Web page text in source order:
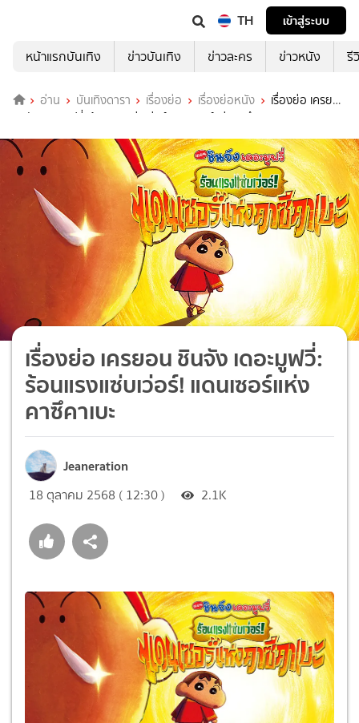
TH
เข้าสู่ระบบ
หน้าแรกบันเทิง
ข่าวบันเทิง ข่าวละคร ข่าวหนัง รี
อ่าน บันเทิงดารา เรื่องย่อ เรื่องย่อหนัง
เรื่องย่อ เครยอน
ชินจัง เดอะมูฟวี่: ร้อนแรงแซ่บเว่อร์! แดนเซอร์แห่งคาซึคาเบะ
เรื่องย่อ เครยอน ชินจัง เดอะมูฟวี่:
ร้อนแรงแซ่บเว่อร์! แดนเซอร์แห่ง
คาซึคาเบะ
Jeaneration
18 ตุลาคม 2568 ( 12:30 ) 2.1K